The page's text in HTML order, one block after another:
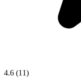
4.6 (11)